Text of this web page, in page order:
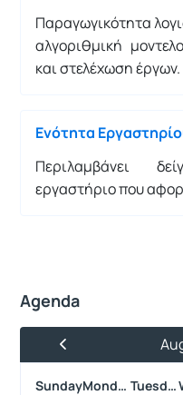
Παραγωγικότητα
αλγοριθμική
και στελέχωση έργων.
Ενότητα
Περιλαμβάνει
εργαστήριο που
Agenda
Sunday
Monday Tuesday